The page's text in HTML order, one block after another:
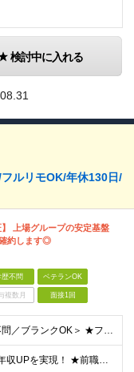
検討中に入れる
ルリモOK/年休130日/
】 上場グループの安定基盤
約します◎
歴不問 ベテランOK
複数月 面接1回
＜経験年数・担当工程不問／ブランクOK＞ ★フルリモートや柔軟な働き方を活用する社員も多数 ★20代～50代まで幅広く活躍中 ★子育てと両立しながら働く社員も在籍 ★第二新卒・ブランクあり・正社員デビ
★平均150万～200万円年収UPを実現！ ★前職給与を100％保証！ ★案件内容の開示・明確な評価体制あり ⇒クライアント評価で即昇給を実現したケースも◎ ★年12回（毎月昇給チャンスあり） ■月